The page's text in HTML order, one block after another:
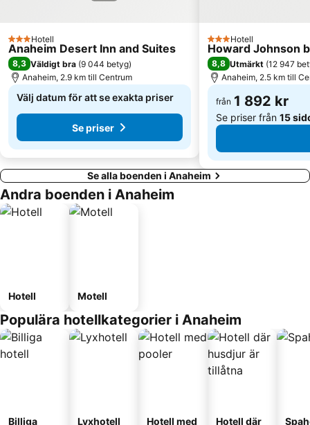
3 Stjärnor
Hotell
Anaheim Desert Inn and Suites
8,3 Väldigt bra (9 044 betyg)
Anaheim, 2.9 km till Centrum
Välj datum för att se exakta priser
Se priser
3 Stjärnor
Hotell
Howard Johnson
8,8 Utmärkt (12 947
Anaheim, 2.5 km till
från 1 892 kr
Se priser från 15
Se alla boenden i Anaheim
Andra boenden i Anaheim
Hotell Motell
Populära hotellkategorier i Anaheim
Billiga
Lyxhotell
Hotell med
Hotell där